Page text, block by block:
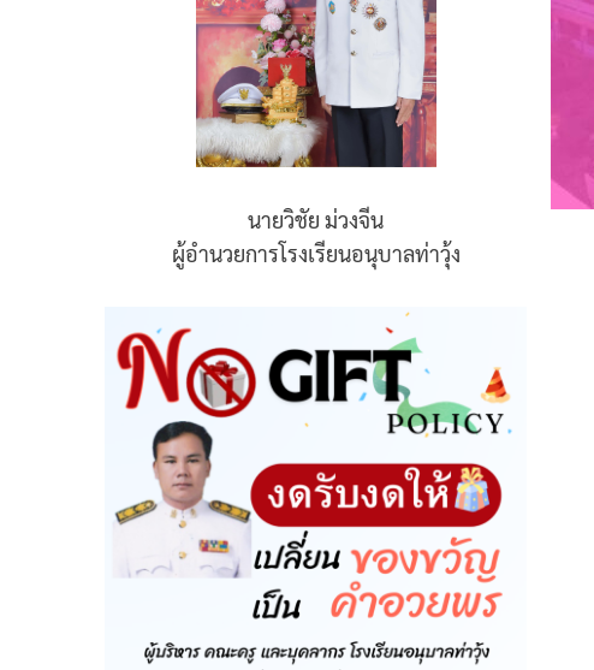
นายวิชัย ม่วงจีน
ผู้อำนวยการโรงเรียนอนุบาลท่าวุ้ง